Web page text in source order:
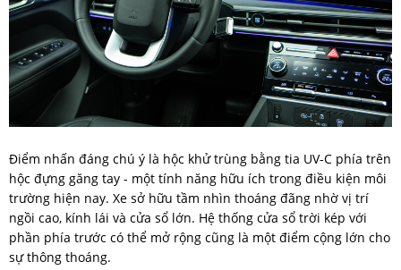
Điểm nhấn đáng chú ý là hộc khử trùng bằng tia UV-C phía trên
hộc đựng găng tay - một tính năng hữu ích trong điều kiện môi
trường hiện nay. Xe sở hữu tầm nhìn thoáng đãng nhờ vị trí
ngồi cao, kính lái và cửa sổ lớn. Hệ thống cửa sổ trời kép với
phần phía trước có thể mở rộng cũng là một điểm cộng lớn cho
sự thông thoáng.